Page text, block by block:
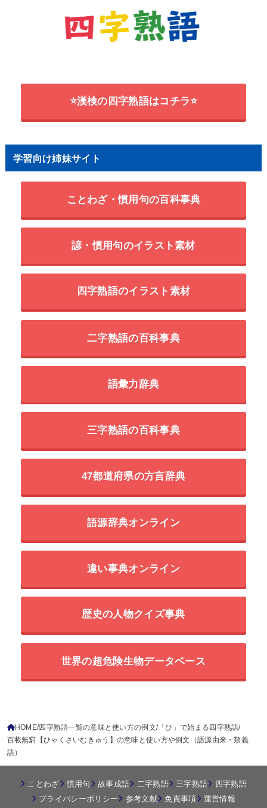
⭐漢検の四字熟語はコチラ⭐
学習向け姉妹サイト
ことわざ・慣用句の百科事典
諺・慣用句のイラスト素材
四字熟語のイラスト素材
二字熟語の百科事典
語彙力辞典
三字熟語の百科事典
47都道府県の方言辞典
語源辞典オンライン
違い事典オンライン
歴史の人物クイズ事典
世界の超危険生物データベース
HOME 四字熟語一覧の意味と使い方の例文 「ひ」で始まる四字熟語
百載無窮【ひゃくさいむきゅう】の意味と使い方や例文（語源由来・類義
語）
ことわざ 慣用句 故事成語 二字熟語 三字熟語
四字熟語
プライバシーポリシー
参考文献 免責事項 運営情報